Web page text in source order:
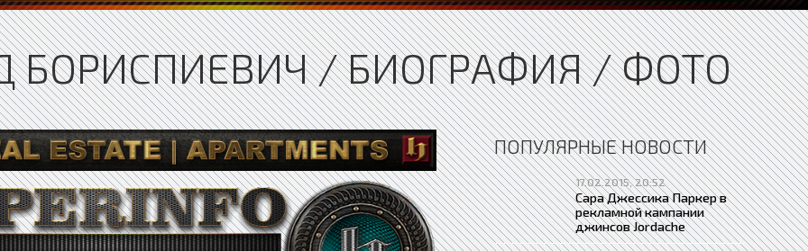
БОРИСПИЕВИЧ / БИОГРАФИЯ / ФОТО
ПОПУЛЯРНЫЕ НОВОСТИ
17.02.2015, 20:52
Сара Джессика Паркер в
рекламной кампании
джинсов Jordache